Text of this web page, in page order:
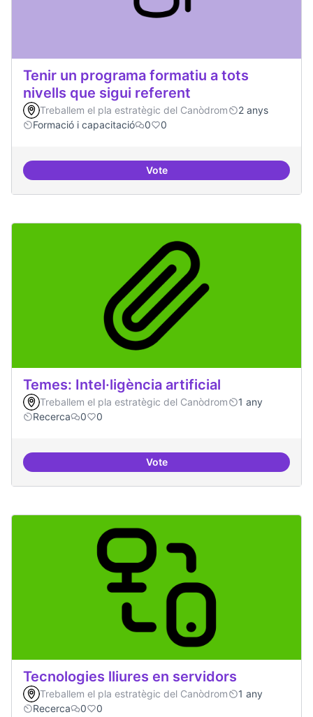
Tenir un programa formatiu a tots
nivells que sigui referent
Treballem el pla estratègic del Canòdrom
2 anys
Formació i capacitació
0 0
VoteTenir un programa formatiu a
Temes: Intel·ligència artificial
Treballem el pla estratègic del Canòdrom
1 any
Recerca
0 0
VoteTemes: Intel·ligència artificial
Tecnologies lliures en servidors
Treballem el pla estratègic del Canòdrom
1 any
Recerca
0 0